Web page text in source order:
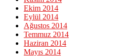
Ekim 2014
Eylül 2014
Ağustos 2014
Temmuz 2014
Haziran 2014
Mayıs 2014